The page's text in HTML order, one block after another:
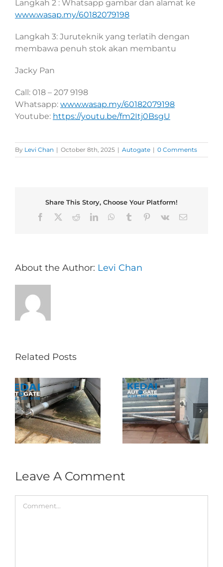
Langkah 2 : Whatsapp gambar dan alamat ke
www.wasap.my/60182079198
Langkah 3: Juruteknik yang terlatih dengan
membawa penuh stok akan membantu
Jacky Pan
Call: 018 – 207 9198
Whatsapp: www.wasap.my/60182079198
Youtube: https://youtu.be/fm2Itj0BsgU
By Levi Chan | October 8th, 2025 | Autogate | 0 Comments
Share This Story, Choose Your Platform!
Facebook
RedditLinkedInWhatsApp
Tumblr Pinterest
Vk Email
About the Author: Levi Chan
Related Posts
Autogate USJ –
Tukar 1 Unit OAE
333A Arm
Autogate
Folding Auto Gate
Repair in Puncak
Jalil – Auto Gate
Roller & Arm
Replacement
Leave A Comment